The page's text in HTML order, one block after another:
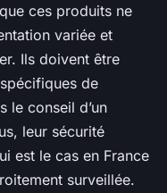
ces produits ne
variée et
Ils doivent être
de
le conseil d’un
leur sécurité
est le cas en France
surveillée.